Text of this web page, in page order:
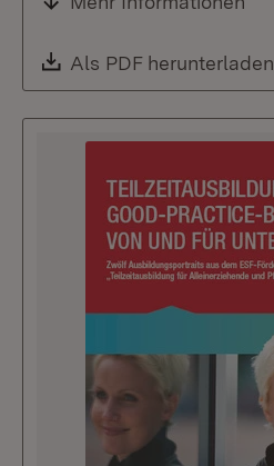
Download:
Als PDF herunterladen